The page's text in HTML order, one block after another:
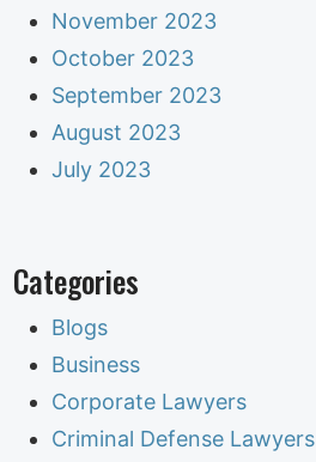
November 2023
October 2023
September 2023
August 2023
July 2023
Categories
Blogs
Business
Corporate Lawyers
Criminal Defense Lawyers